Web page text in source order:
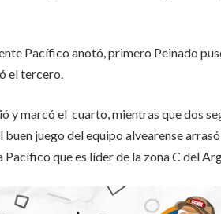
Pacífico anotó, primero Peinado
el tercero.
y marcó el cuarto, mientras que dos
juego del equipo alvearense
que es líder de la zona C del